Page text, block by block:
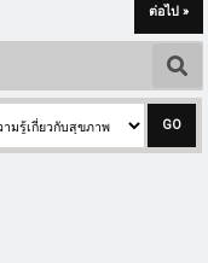
ต่อไป »